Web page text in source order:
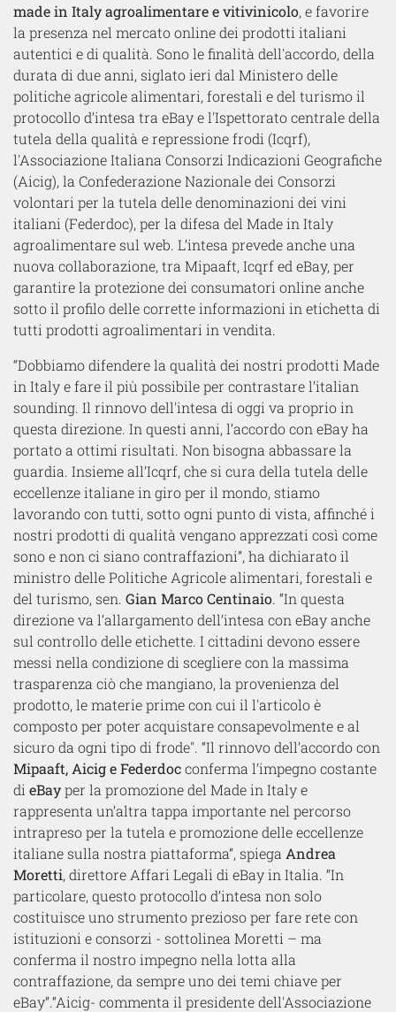
made in Italy agroalimentare e vitivinicolo, e favorire
la presenza nel mercato online dei prodotti italiani
autentici e di qualità. Sono le finalità dell'accordo, della
durata di due anni, siglato ieri dal Ministero delle
politiche agricole alimentari, forestali e del turismo il
protocollo d’intesa tra eBay e l'Ispettorato centrale della
tutela della qualità e repressione frodi (Icqrf),
l'Associazione Italiana Consorzi Indicazioni Geografiche
(Aicig), la Confederazione Nazionale dei Consorzi
volontari per la tutela delle denominazioni dei vini
italiani (Federdoc), per la difesa del Made in Italy
agroalimentare sul web. L’intesa prevede anche una
nuova collaborazione, tra Mipaaft, Icqrf ed eBay, per
garantire la protezione dei consumatori online anche
sotto il profilo delle corrette informazioni in etichetta di
tutti prodotti agroalimentari in vendita.
“Dobbiamo difendere la qualità dei nostri prodotti Made
in Italy e fare il più possibile per contrastare l’italian
sounding. Il rinnovo dell'intesa di oggi va proprio in
questa direzione. In questi anni, l’accordo con eBay ha
portato a ottimi risultati. Non bisogna abbassare la
guardia. Insieme all’Icqrf, che si cura della tutela delle
eccellenze italiane in giro per il mondo, stiamo
lavorando con tutti, sotto ogni punto di vista, affinché i
nostri prodotti di qualità vengano apprezzati così come
sono e non ci siano contraffazioni”, ha dichiarato il
ministro delle Politiche Agricole alimentari, forestali e
del turismo, sen. Gian Marco Centinaio. “In questa
direzione va l’allargamento dell’intesa con eBay anche
sul controllo delle etichette. I cittadini devono essere
messi nella condizione di scegliere con la massima
trasparenza ciò che mangiano, la provenienza del
prodotto, le materie prime con cui il l'articolo è
composto per poter acquistare consapevolmente e al
sicuro da ogni tipo di frode". “Il rinnovo dell’accordo con
Mipaaft, Aicig e Federdocconferma l’impegno costante
di eBayper la promozione del Made in Italy e
rappresenta un’altra tappa importante nel percorso
intrapreso per la tutela e promozione delle eccellenze
italiane sulla nostra piattaforma”, spiega Andrea
Moretti, direttore Affari Legali di eBay in Italia. “In
particolare, questo protocollo d’intesa non solo
costituisce uno strumento prezioso per fare rete con
istituzioni e consorzi - sottolinea Moretti – ma
conferma il nostro impegno nella lotta alla
contraffazione, da sempre uno dei temi chiave per
eBay”.​ “Aicig- commenta il presidente dell'Associazione